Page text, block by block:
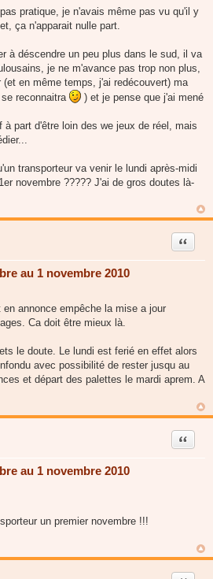
pratique, je n'avais même pas vu qu'il y
ça n'apparait nulle part.
à déscendre un peu plus dans le sud, il va
je ne m'avance pas trop non plus,
en même temps, j'ai redécouvert) ma
reconnaitra
) et je pense que j'ai mené
à part d'être loin des we jeux de réel, mais
transporteur va venir le lundi après-midi
novembre ????? J'ai de gros doutes là-
au 1 novembre 2010
Citer
annonce empêche la mise a jour
Ca doit être mieux là.
le doute. Le lundi est ferié en effet alors
avec possibilité de rester jusqu au
et départ des palettes le mardi aprem. A
au 1 novembre 2010
Citer
un premier novembre !!!